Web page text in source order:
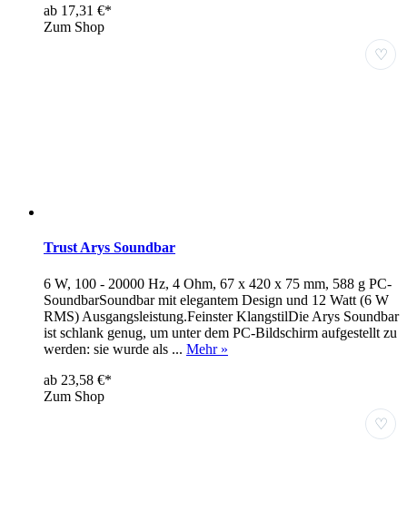
ab 17,31 €*
Zum Shop
♡
Trust Arys Soundbar
6 W, 100 - 20000 Hz, 4 Ohm, 67 x 420 x 75 mm, 588 g PC-
SoundbarSoundbar mit elegantem Design und 12 Watt (6 W
RMS) Ausgangsleistung.Feinster KlangstilDie Arys Soundbar
ist schlank genug, um unter dem PC-Bildschirm aufgestellt zu
werden: sie wurde als ... Mehr »
ab 23,58 €*
Zum Shop
♡